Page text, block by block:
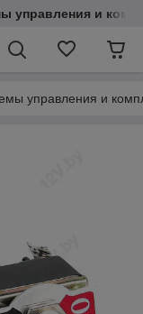
управления и
управления и